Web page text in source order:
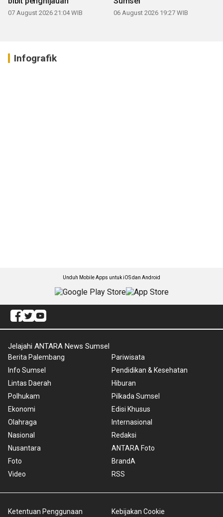
07 August 2026 21:04 WIB 06 August 2026 19:27 WIB
Infografik
Unduh Mobile Apps untuk iOS dan Android
Jelajahi ANTARA News Sumsel
Berita Palembang
Info Sumsel
Lintas Daerah
Polhukam
Ekonomi
Olahraga
Nasional
Nusantara
Foto
Video
Pariwisata
Pendidikan & Kesehatan
Hiburan
Pilkada Sumsel
Edisi Khusus
Internasional
Redaksi
ANTARA Foto
BrandA
RSS
Ketentuan Penggunaan Kebijakan Cookie